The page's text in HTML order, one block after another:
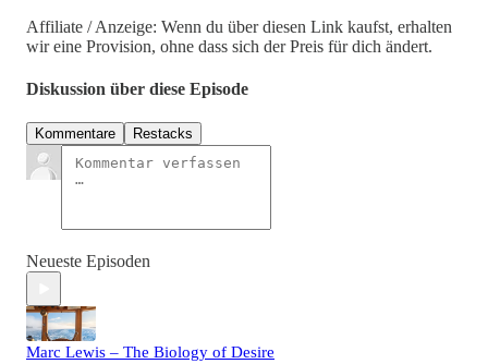
Affiliate / Anzeige: Wenn du über diesen Link kaufst, erhalten
wir eine Provision, ohne dass sich der Preis für dich ändert.
Diskussion über diese Episode
Kommentare Restacks
Neueste Episoden
Marc Lewis – The Biology of Desire